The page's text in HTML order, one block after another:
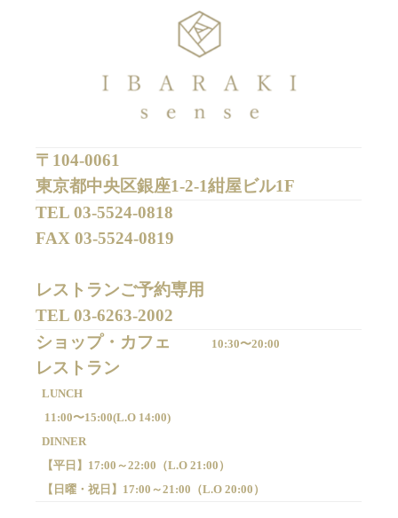
〒104-0061
東京都中央区銀座1-2-1紺屋ビル1F
TEL 03-5524-0818
FAX 03-5524-0819
レストランご予約専用
TEL 03-6263-2002
ショップ・カフェ
10:30〜20:00
LUNCH
11:00〜15:00(L.O 14:00)
DINNER
【平日】 17:00～22:00（L.O 21:00）
【日曜・祝日】 17:00～21:00（L.O 20:00）